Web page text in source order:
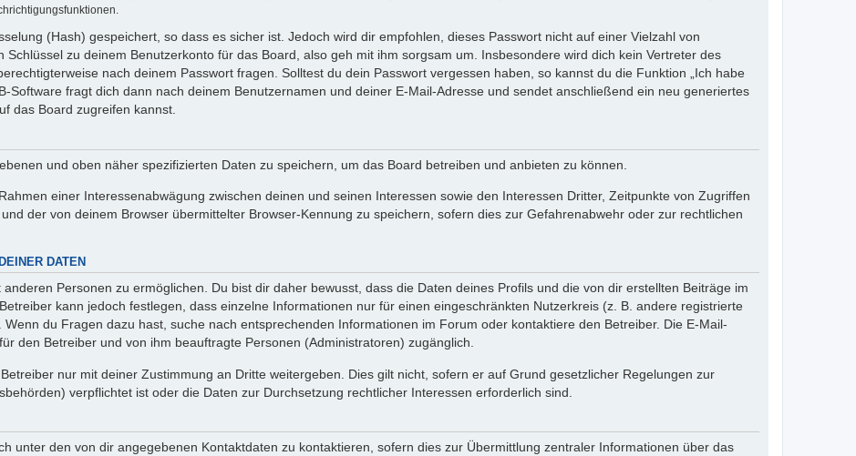
(Hash) gespeichert, so dass es sicher ist. Jedoch wird dir empfohlen, dieses Passwort nicht auf einer Vielzahl von
Schlüssel zu deinem Benutzerkonto für das Board, also geh mit ihm sorgsam um. Insbesondere wird dich kein Vertreter des
nach deinem Passwort fragen. Solltest du dein Passwort vergessen haben, so kannst du die Funktion „Ich habe
Software fragt dich dann nach deinem Benutzernamen und deiner E-Mail-Adresse und sendet anschließend ein neu generiertes
das Board zugreifen kannst.
und oben näher spezifizierten Daten zu speichern, um das Board betreiben und anbieten zu können.
einer Interessenabwägung zwischen deinen und seinen Interessen sowie den Interessen Dritter, Zeitpunkte von Zugriffen
der von deinem Browser übermittelter Browser-Kennung zu speichern, sofern dies zur Gefahrenabwehr oder zur rechtlichen
DATEN
Personen zu ermöglichen. Du bist dir daher bewusst, dass die Daten deines Profils und die von dir erstellten Beiträge im
kann jedoch festlegen, dass einzelne Informationen nur für einen eingeschränkten Nutzerkreis (z. B. andere registrierte
du Fragen dazu hast, suche nach entsprechenden Informationen im Forum oder kontaktiere den Betreiber. Die E-Mail-
den Betreiber und von ihm beauftragte Personen (Administratoren) zugänglich.
nur mit deiner Zustimmung an Dritte weitergeben. Dies gilt nicht, sofern er auf Grund gesetzlicher Regelungen zur
verpflichtet ist oder die Daten zur Durchsetzung rechtlicher Interessen erforderlich sind.
unter den von dir angegebenen Kontaktdaten zu kontaktieren, sofern dies zur Übermittlung zentraler Informationen über das